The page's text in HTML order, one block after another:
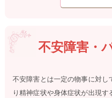
不安障害・
不安障害とは一定の物事に対し
り精神症状や身体症状が出現